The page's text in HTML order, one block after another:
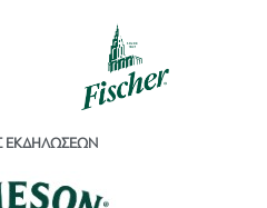
ΕΚΔΗΛΩΣΕΩΝ